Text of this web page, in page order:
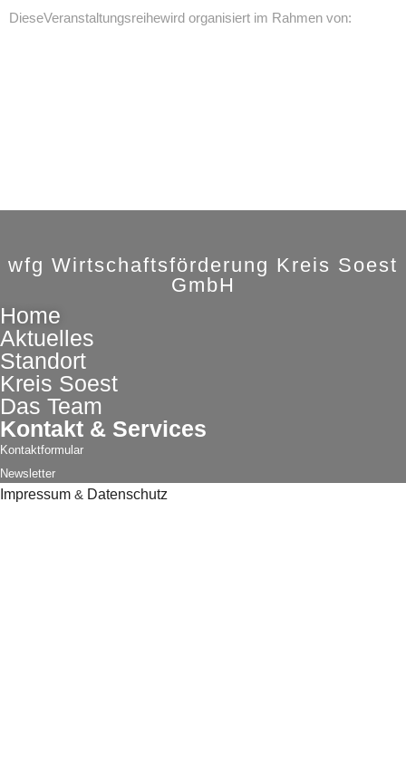
DieseVeranstaltungsreihewird organisiert im Rahmen von:
wfg Wirtschaftsförderung Kreis Soest
GmbH
Home
Aktuelles
Standort
Kreis Soest
Das Team
Kontakt & Services
Kontaktformular
Newsletter
Impressum & Datenschutz